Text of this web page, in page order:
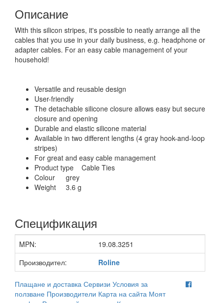
Описание
With this silicon stripes, it's possible to neatly arrange all the
cables that you use in your daily business, e.g. headphone or
adapter cables. For an easy cable management of your
household!
Versatile and reusable design
User-friendly
The detachable silicone closure allows easy but secure
closure and opening
Durable and elastic silicone material
Available in two different lengths (4 gray hook-and-loop
stripes)
For great and easy cable management
Product type
Cable Ties
Colour
grey
Weight
3.6 g
Спецификация
MPN:
19.08.3251
Производител:
Roline
Плащане и доставка Сервизи Условия за
ползване Производители Карта на сайта Моят